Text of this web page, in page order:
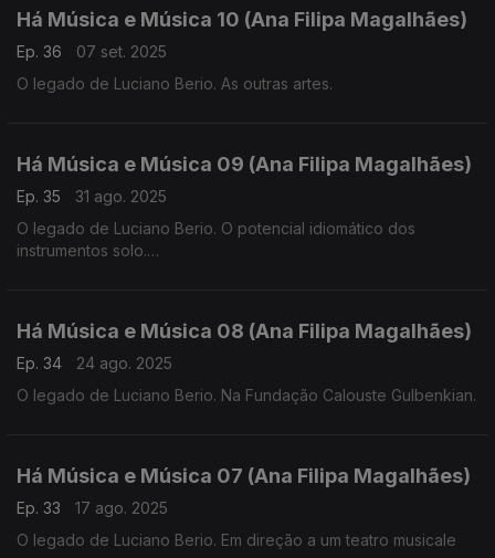
Há Música e Música 10 (Ana Filipa Magalhães)
Ep. 36
07 set. 2025
O legado de Luciano Berio. As outras artes.
Há Música e Música 09 (Ana Filipa Magalhães)
Ep. 35
31 ago. 2025
O legado de Luciano Berio. O potencial idiomático dos
instrumentos solo.
Há Música e Música 08 (Ana Filipa Magalhães)
Ep. 34
24 ago. 2025
O legado de Luciano Berio. Na Fundação Calouste Gulbenkian.
Há Música e Música 07 (Ana Filipa Magalhães)
Ep. 33
17 ago. 2025
O legado de Luciano Berio. Em direção a um teatro musicale